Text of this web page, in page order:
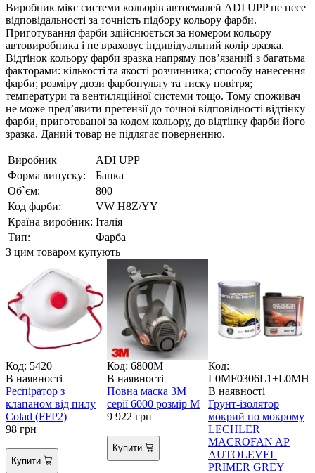
Виробник мікс системи кольорів автоемалей ADI UPP не несе
відповідальності за точність підбору кольору фарби.
Приготування фарби здійснюється за номером кольору
автовиробника і не враховує індивідуальний колір зразка.
Відтінок кольору фарби зразка напряму пов’язаний з багатьма
факторами: кількості та якості розчинника; способу нанесення
фарби; розміру дюзи фарбопульту та тиску повітря;
температури та вентиляційної системи тощо. Тому споживач
не може пред’явити претензії до точної відповідності відтінку
фарби, приготованої за кодом кольору, до відтінку фарби його
зразка. Даний товар не підлягає поверненню.
Виробник
ADI UPP
Форма випуску:
Банка
Об`єм:
800
Код фарби:
VW H8Z/YY
Країна виробник: Італія
Тип:
Фарба
З цим товаром купують
Код: 5420
В наявності
Респіратор з
клапаном від пилу
Colad (FFP2)
98 грн
Купити
Код: 6800M
В наявності
Повна маска 3М
серії 6000 розмір M
9 922 грн
Купити
Код:
В наявності
Грунт-ізолятор
мокрий по мокрому
LECHLER
MACROFAN AP
AUTOLEVEL
PRIMER GREY